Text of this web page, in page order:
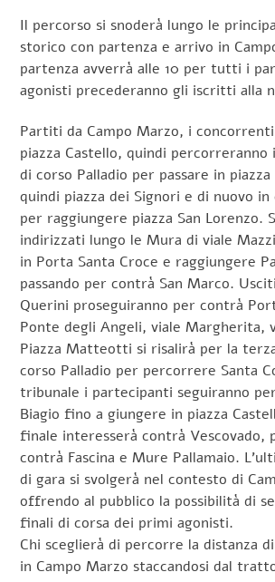
Il percorso si snoderà lungo le
storico con partenza e arrivo in
partenza avverrà alle 10 per tutti i
agonisti precederanno gli iscritti alla
Partiti da Campo Marzo, i
piazza Castello, quindi
di corso Palladio per passare in
quindi piazza dei Signori e di nuovo in
per raggiungere piazza San Lorenzo.
indirizzati lungo le Mura di viale
in Porta Santa Croce e raggiungere
passando per contrà San Marco.
Querini proseguiranno per contrà
Ponte degli Angeli, viale Margherita,
Piazza Matteotti si risalirà per la
corso Palladio per percorrere Santa
tribunale i partecipanti seguiranno
Biagio fino a giungere in piazza
finale interesserà contrà Vescovado,
contrà Fascina e Mure Pallamaio.
di gara si svolgerà nel contesto di
offrendo al pubblico la possibilità di
finali di corsa dei primi agonisti.
Chi sceglierà di percorre la distanza
in Campo Marzo staccandosi dal